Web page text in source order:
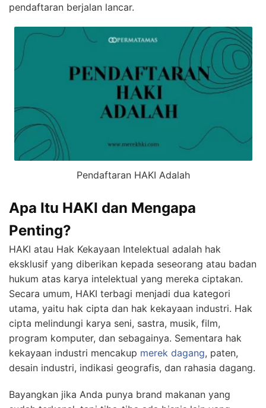
pendaftaran berjalan lancar.
Pendaftaran HAKI Adalah
Apa Itu HAKI dan Mengapa
Penting?
HAKI atau Hak Kekayaan Intelektual adalah hak
eksklusif yang diberikan kepada seseorang atau badan
hukum atas karya intelektual yang mereka ciptakan.
Secara umum, HAKI terbagi menjadi dua kategori
utama, yaitu hak cipta dan hak kekayaan industri. Hak
cipta melindungi karya seni, sastra, musik, film,
program komputer, dan sebagainya. Sementara hak
kekayaan industri mencakup merek dagang, paten,
desain industri, indikasi geografis, dan rahasia dagang.
Bayangkan jika Anda punya brand makanan yang